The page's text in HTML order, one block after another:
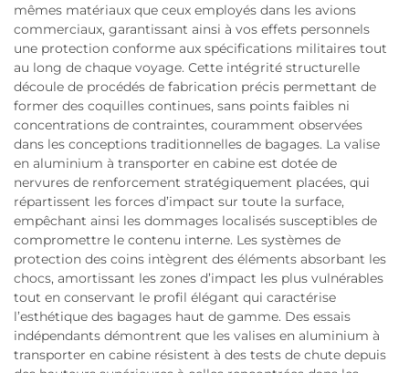
mêmes matériaux que ceux employés dans les avions
commerciaux, garantissant ainsi à vos effets personnels
une protection conforme aux spécifications militaires tout
au long de chaque voyage. Cette intégrité structurelle
découle de procédés de fabrication précis permettant de
former des coquilles continues, sans points faibles ni
concentrations de contraintes, couramment observées
dans les conceptions traditionnelles de bagages. La valise
en aluminium à transporter en cabine est dotée de
nervures de renforcement stratégiquement placées, qui
répartissent les forces d’impact sur toute la surface,
empêchant ainsi les dommages localisés susceptibles de
compromettre le contenu interne. Les systèmes de
protection des coins intègrent des éléments absorbant les
chocs, amortissant les zones d’impact les plus vulnérables
tout en conservant le profil élégant qui caractérise
l’esthétique des bagages haut de gamme. Des essais
indépendants démontrent que les valises en aluminium à
transporter en cabine résistent à des tests de chute depuis